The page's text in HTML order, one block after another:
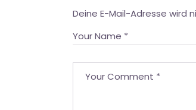
Deine E-Mail-Adresse wird